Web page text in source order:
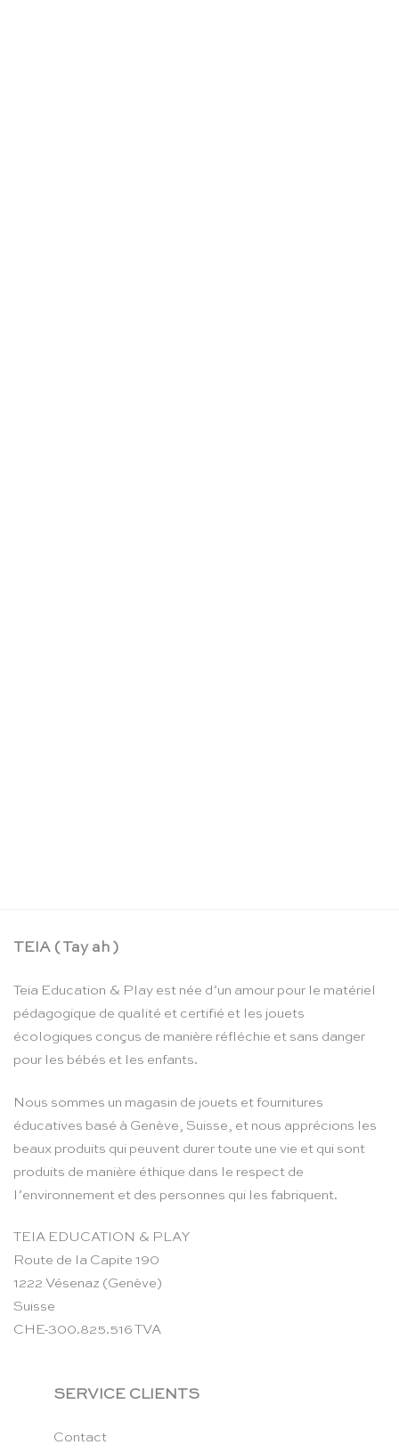
TEIA ( Tay ah )
Teia Education & Play est née d’un amour pour le matériel
pédagogique de qualité et certifié et les jouets
écologiques conçus de manière réfléchie et sans danger
pour les bébés et les enfants.
Nous sommes un magasin de jouets et fournitures
éducatives basé à Genève, Suisse, et nous apprécions les
beaux produits qui peuvent durer toute une vie et qui sont
produits de manière éthique dans le respect de
l’environnement et des personnes qui les fabriquent.
TEIA EDUCATION & PLAY
Route de la Capite 190
1222 Vésenaz (Genève)
Suisse
CHE-300.825.516 TVA
SERVICE CLIENTS
Contact